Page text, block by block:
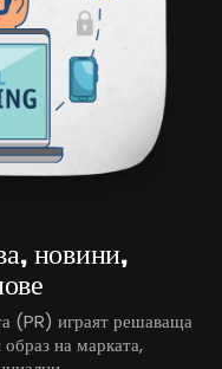
новини,
(PR) играят решаваща
на марката,